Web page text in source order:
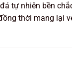
tự nhiên bền
thời mang lại